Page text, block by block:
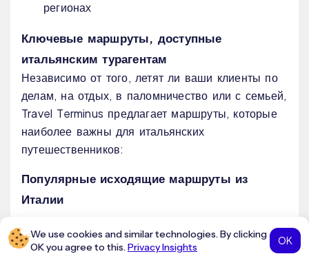
We use cookies and similar technologies. By clicking
OK you agree to this.Privacy Insights
OK
регионах
Ключевые маршруты, доступные
итальянским турагентам
Независимо от того, летят ли ваши клиенты по
делам, на отдых, в паломничество или с семьей,
Travel Terminus предлагает маршруты, которые
наиболее важны для итальянских
путешественников:
Популярные исходящие маршруты из
Италии
Рома (FCO) → Дубай (DXB)
Милан (MXP) → Нью-Йорк (JFK)